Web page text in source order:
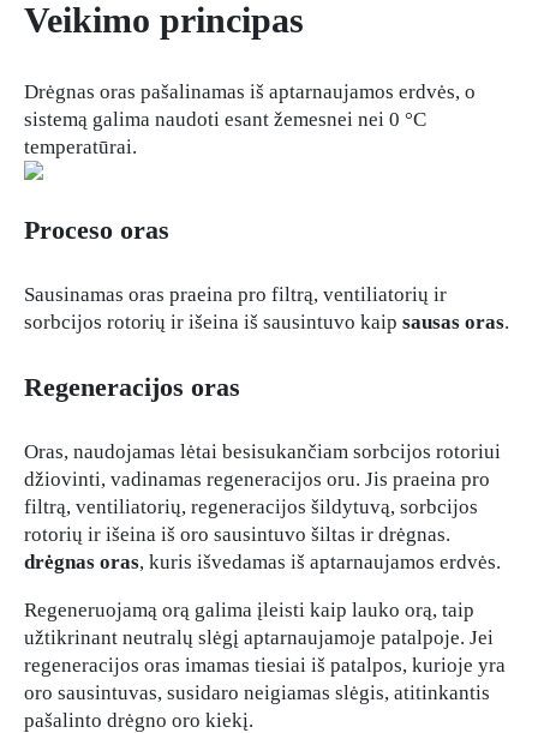
Veikimo principas
Drėgnas oras pašalinamas iš aptarnaujamos erdvės, o
sistemą galima naudoti esant žemesnei nei 0 °C
temperatūrai.
Proceso oras
Sausinamas oras praeina pro filtrą, ventiliatorių ir
sorbcijos rotorių ir išeina iš sausintuvo kaip sausas oras.
Regeneracijos oras
Oras, naudojamas lėtai besisukančiam sorbcijos rotoriui
džiovinti, vadinamas regeneracijos oru. Jis praeina pro
filtrą, ventiliatorių, regeneracijos šildytuvą, sorbcijos
rotorių ir išeina iš oro sausintuvo šiltas ir drėgnas.
drėgnas oras, kuris išvedamas iš aptarnaujamos erdvės.
Regeneruojamą orą galima įleisti kaip lauko orą, taip
užtikrinant neutralų slėgį aptarnaujamoje patalpoje. Jei
regeneracijos oras imamas tiesiai iš patalpos, kurioje yra
oro sausintuvas, susidaro neigiamas slėgis, atitinkantis
pašalinto drėgno oro kiekį.